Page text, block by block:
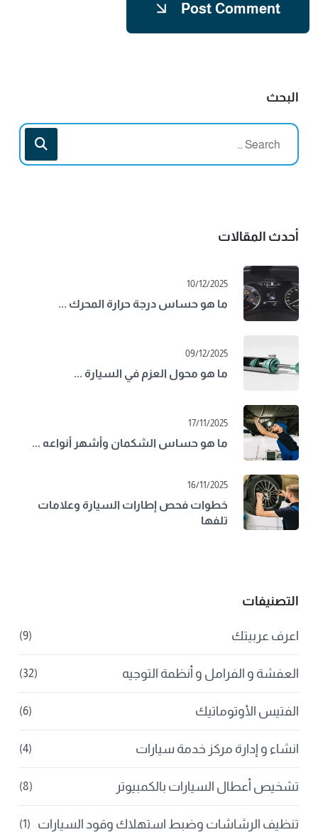
Post Comment
البحث
أحدث المقالات
10/12/2025
ما هو حساس درجة حرارة المحرك ...
09/12/2025
ما هو محول العزم في السيارة ...
17/11/2025
ما هو حساس الشكمان وأشهر أنواعه ...
16/11/2025
خطوات فحص إطارات السيارة وعلامات
تلفها
التصنيفات
اعرف عربيتك (9)
العفشة و الفرامل و أنظمة التوجيه (32)
الفتيس الأوتوماتيك (6)
انشاء و إدارة مركز خدمة سيارات (4)
تشخيص أعطال السيارات بالكمبيوتر (8)
تنظيف الرشاشات وضبط استهلاك وقود السيارات (1)